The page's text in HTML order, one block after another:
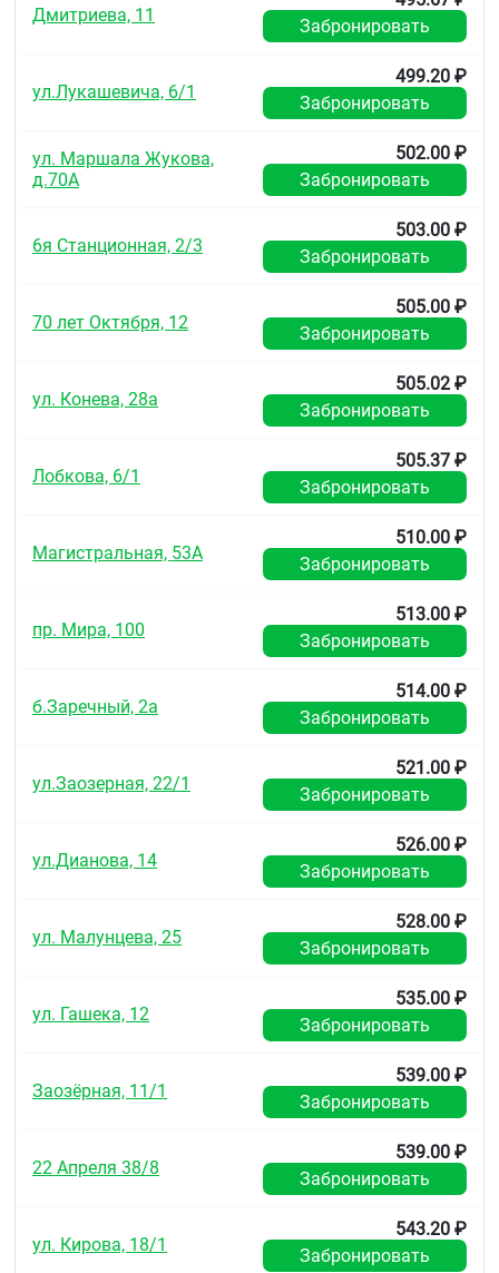
Дмитриева, 11
Забронировать
ул.Лукашевича, 6/1
499.20 ₽
Забронировать
ул. Маршала Жукова,
д.70А
502.00 ₽
Забронировать
6я Станционная, 2/3
503.00 ₽
Забронировать
70 лет Октября, 12
505.00 ₽
Забронировать
ул. Конева, 28а
505.02 ₽
Забронировать
Лобкова, 6/1
505.37 ₽
Забронировать
Магистральная, 53А
510.00 ₽
Забронировать
пр. Мира, 100
513.00 ₽
Забронировать
б.Заречный, 2а
514.00 ₽
Забронировать
ул.Заозерная, 22/1
521.00 ₽
Забронировать
ул.Дианова, 14
526.00 ₽
Забронировать
ул. Малунцева, 25
528.00 ₽
Забронировать
ул. Гашека, 12
535.00 ₽
Забронировать
Заозёрная, 11/1
539.00 ₽
Забронировать
22 Апреля 38/8
539.00 ₽
Забронировать
ул. Кирова, 18/1
543.20 ₽
Забронировать